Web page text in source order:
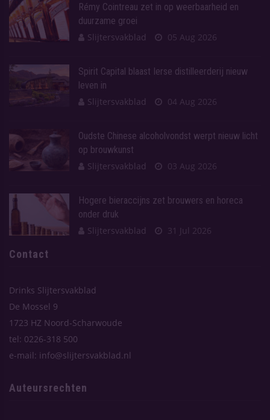
Rémy Cointreau zet in op weerbaarheid en
duurzame groei
Slijtersvakblad
05 Aug 2026
Spirit Capital blaast Ierse distilleerderij nieuw
leven in
Slijtersvakblad
04 Aug 2026
Oudste Chinese alcoholvondst werpt nieuw licht
op brouwkunst
Slijtersvakblad
03 Aug 2026
Hogere bieraccijns zet brouwers en horeca
onder druk
Slijtersvakblad
31 Jul 2026
Contact
Drinks Slijtersvakblad
De Mossel 9
1723 HZ Noord-Scharwoude
tel: 0226-318 500
e-mail: info@slijtersvakblad.nl
Auteursrechten